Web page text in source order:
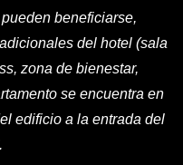
beneficiarse,
del hotel (sala
zona de bienestar,
se encuentra en
edificio a la entrada del